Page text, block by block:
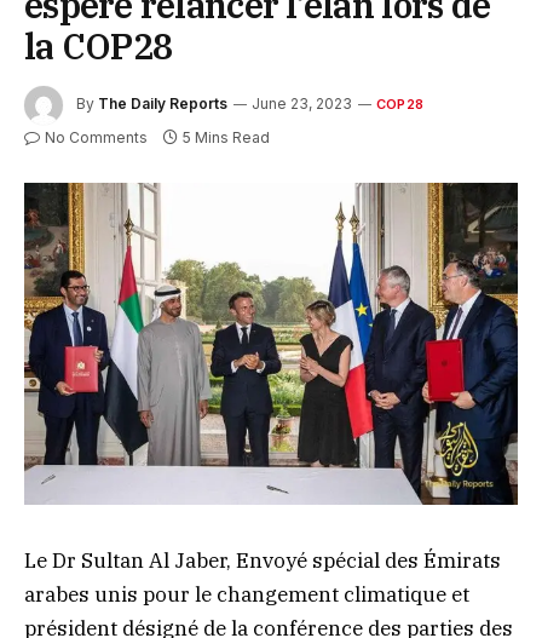
la COP28
By The Daily Reports June 23, 2023 COP28
No Comments 5 Mins Read
Le Dr Sultan Al Jaber, Envoyé spécial des Émirats
arabes unis pour le changement climatique et
président désigné de la conférence des parties des